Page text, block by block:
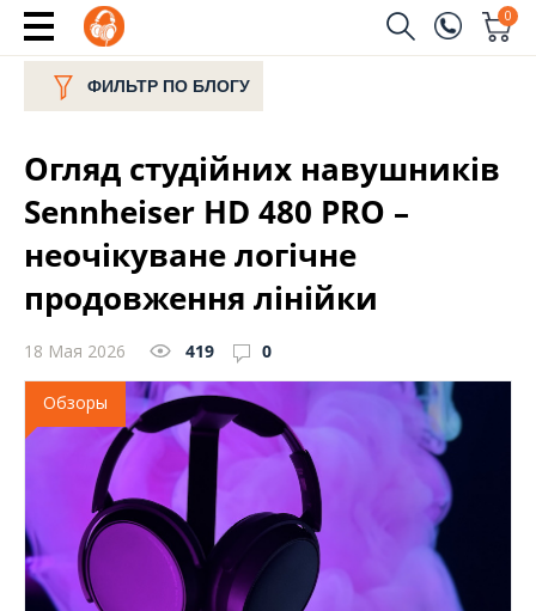
(044)
0
Имя
Телефон
Отправить
ФИЛЬТР ПО БЛОГУ
Огляд студійних навушників
Sennheiser HD 480 PRO –
неочікуване логічне
продовження лінійки
18 Мая 2026 419 0
Обзоры